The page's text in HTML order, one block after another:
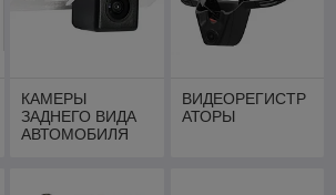
КАМЕРЫ
ЗАДНЕГО ВИДА
АВТОМОБИЛЯ
ВИДЕОРЕГИСТР
АТОРЫ